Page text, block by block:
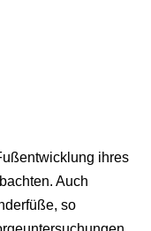
ihres
Auch
so